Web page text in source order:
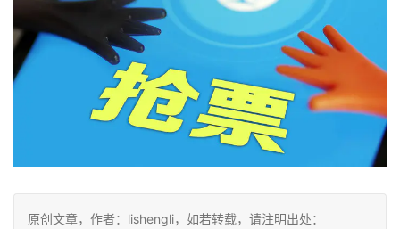
原创文章，作者：lishengli，如若转载，请注明出处：